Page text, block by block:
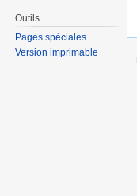
Outils
Pages spéciales
Version imprimable